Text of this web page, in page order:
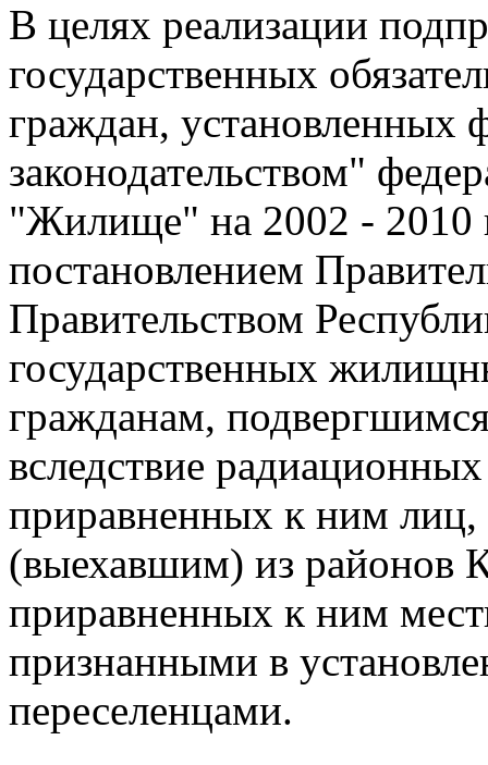
В целях реализации
государственных
граждан, установленных
законодательством"
"Жилище" на 2002 - 2010
постановлением
Правительством
государственных
гражданам,
вследствие
приравненных к ним
(выехавшим) из районов
приравненных к ним
признанными в
переселенцами.